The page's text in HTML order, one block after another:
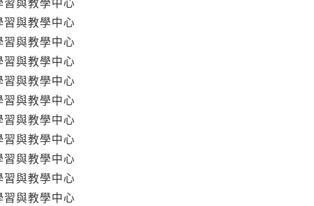
與教學中心
與教學中心
與教學中心
與教學中心
與教學中心
與教學中心
與教學中心
與教學中心
與教學中心
與教學中心